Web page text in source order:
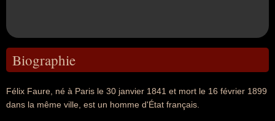
Biographie
Félix Faure, né à Paris le 30 janvier 1841 et mort le 16 février 1899
dans la même ville, est un homme d'État français.